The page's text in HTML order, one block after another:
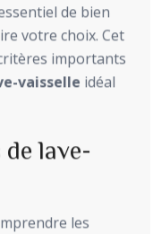
de bien
votre choix. Cet
importants
vaisselle idéal
lave-
les